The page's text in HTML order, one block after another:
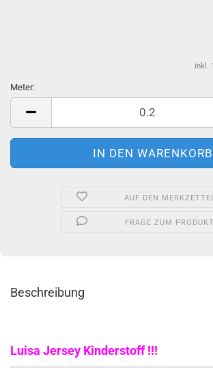
inkl.
Meter:
Meter
AUF DEN MERKZETTEL
FRAGE ZUM PRODUKT
Beschreibung
Luisa Jersey Kinderstoff !!!